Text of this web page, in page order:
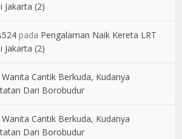
Jakarta (2)
pada Pengalaman Naik Kereta LRT
Jakarta (2)
Wanita Cantik Berkuda, Kudanya
Dari Borobudur
Wanita Cantik Berkuda, Kudanya
Dari Borobudur